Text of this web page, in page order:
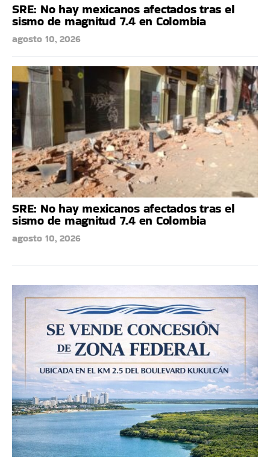
SRE: No hay mexicanos afectados tras el
sismo de magnitud 7.4 en Colombia
agosto 10, 2026
SRE: No hay mexicanos afectados tras el
sismo de magnitud 7.4 en Colombia
agosto 10, 2026